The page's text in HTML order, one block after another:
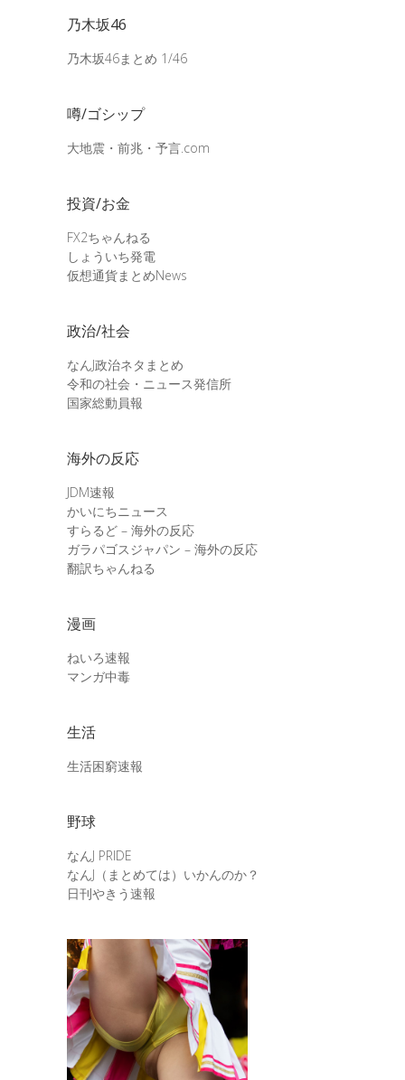
乃木坂46
乃木坂46まとめ 1/46
噂/ゴシップ
大地震・前兆・予言.com
投資/お金
FX2ちゃんねる
しょういち発電
仮想通貨まとめNews
政治/社会
なんJ政治ネタまとめ
令和の社会・ニュース発信所
国家総動員報
海外の反応
JDM速報
かいにちニュース
すらるど – 海外の反応
ガラパゴスジャパン – 海外の反応
翻訳ちゃんねる
漫画
ねいろ速報
マンガ中毒
生活
生活困窮速報
野球
なんJ PRIDE
なんJ（まとめては）いかんのか？
日刊やきう速報